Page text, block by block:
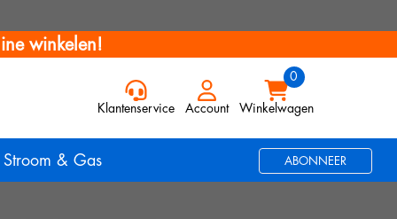
winkelen!
Klantenservice Account Winkelwagen
Stroom & Gas ABONNEER